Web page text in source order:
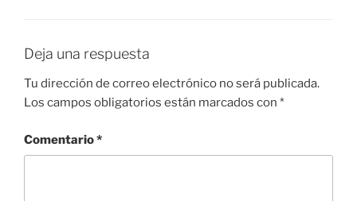
Deja una respuesta
Tu dirección de correo electrónico no será publicada.
Los campos obligatorios están marcados con *
Comentario*